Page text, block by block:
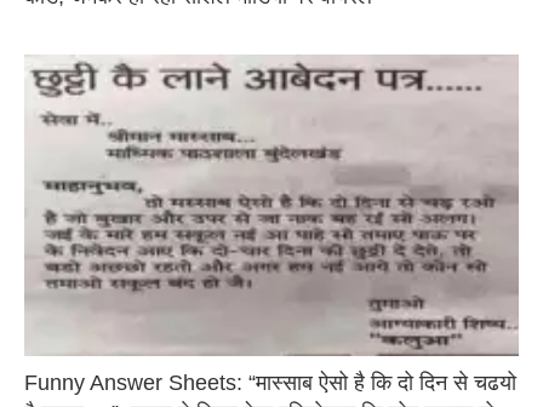
Funny Answer Sheets: “मास्साब ऐसो है कि दो दिन से चढयो